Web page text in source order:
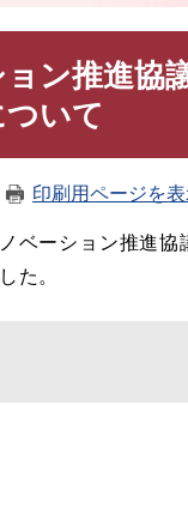
ン推進協
いて
印刷用ページを
ベーション推進
た。